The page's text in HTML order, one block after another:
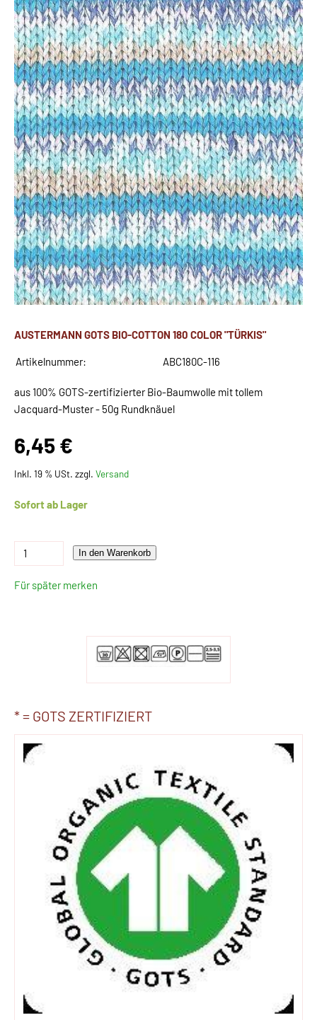
AUSTERMANN GOTS BIO-COTTON 180 COLOR "TÜRKIS"
Artikelnummer: ABC180C-116
aus 100% GOTS-zertifizierter Bio-Baumwolle mit tollem
Jacquard-Muster - 50g Rundknäuel
6,45 €
Inkl. 19 % USt. zzgl. Versand
Sofort ab Lager
In den Warenkorb
Für später merken
* = GOTS ZERTIFIZIERT